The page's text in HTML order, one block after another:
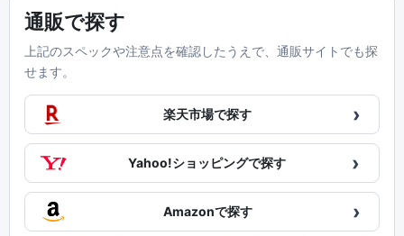
通販で探す
上記のスペックや注意点を確認したうえで、通販サイトでも探
せます。
楽天市場で探す ›
Yahoo!ショッピングで探す ›
Amazonで探す ›